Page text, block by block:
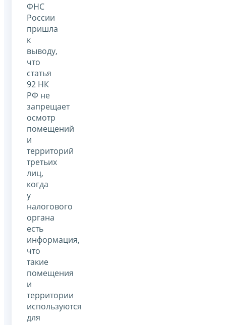
ФНС
России
пришла
к
выводу,
что
статья
92 НК
РФ не
запрещает
осмотр
помещений
и
территорий
третьих
лиц,
когда
у
налогового
органа
есть
информация,
что
такие
помещения
и
территории
используются
для